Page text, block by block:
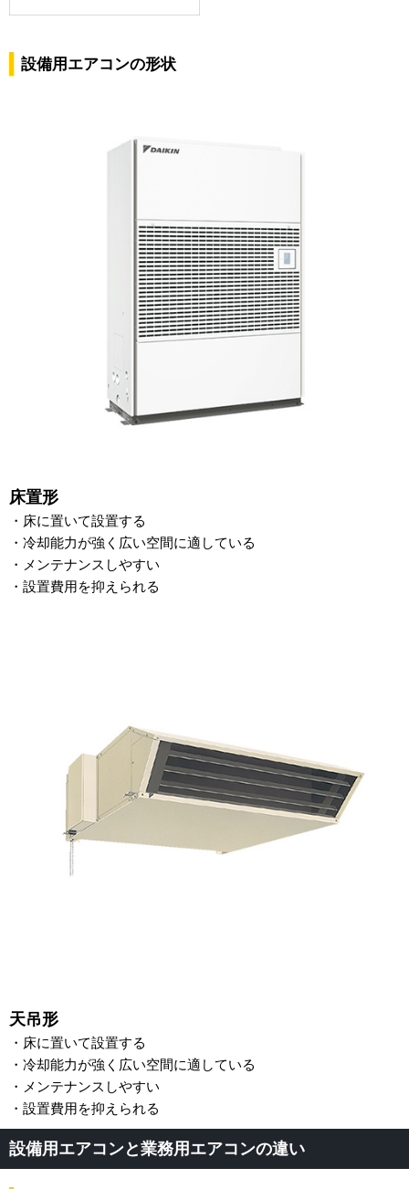
設備用エアコンの形状
床置形
・床に置いて設置する
・冷却能力が強く広い空間に適している
・メンテナンスしやすい
・設置費用を抑えられる
天吊形
・床に置いて設置する
・冷却能力が強く広い空間に適している
・メンテナンスしやすい
・設置費用を抑えられる
設備用エアコンと業務用エアコンの違い